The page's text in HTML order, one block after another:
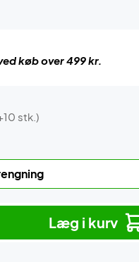
køb over 499 kr.
stk.)
Læg i kurv